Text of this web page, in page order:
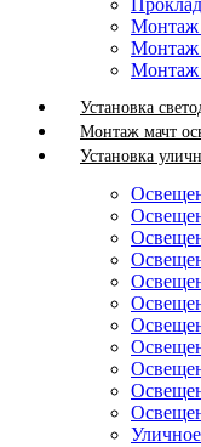
Монтаж
Монтаж
Монтаж
Установка
Монтаж мачт
Установка